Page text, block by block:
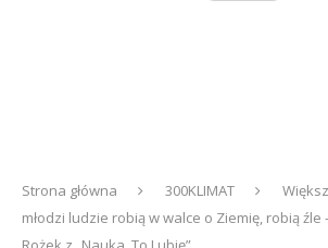
Strona główna 300KLIMAT
młodzi ludzie robią w walce o Ziemię, robią źle